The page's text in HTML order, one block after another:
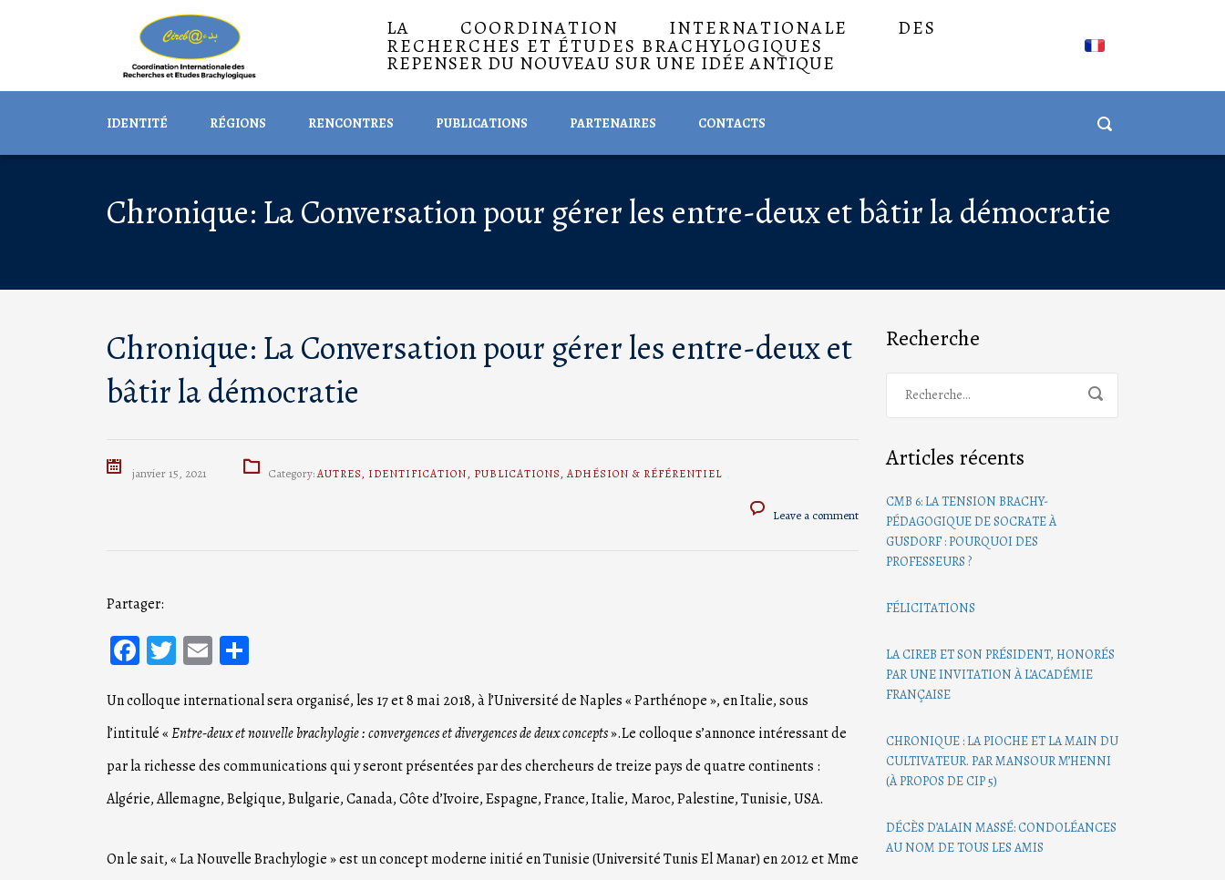
LA COORDINATION INTERNATIONALE DES
RECHERCHES ET ÉTUDES BRACHYLOGIQUES
REPENSER DU NOUVEAU SUR UNE IDÉE ANTIQUE
IDENTITÉ RÉGIONS RENCONTRES PUBLICATIONS PARTENAIRES CONTACTS
Chronique: La Conversation pour gérer les entre-deux et bâtir la démocratie
Chronique: La Conversation pour gérer les entre-deux et
bâtir la démocratie
janvier 15, 2021 Category:AUTRES, IDENTIFICATION, PUBLICATIONS, ADHÉSION & RÉFÉRENTIEL
Leave a comment
Partager:
Facebook
Twitter
Email
Un colloque international sera organisé, les 17 et 8 mai 2018, à l’Université de Naples « Parthénope », en Italie, sous
l’intitulé «Entre-deux et nouvelle brachylogie : convergences et divergences de deux concepts».Le colloque s’annonce intéressant de
par la richesse des communications qui y seront présentées par des chercheurs de treize pays de quatre continents :
Algérie, Allemagne, Belgique, Bulgarie, Canada, Côte d’Ivoire, Espagne, France, Italie, Maroc, Palestine, Tunisie, USA.
On le sait, « La Nouvelle Brachylogie » est un concept moderne initié en Tunisie (Université Tunis El Manar) en 2012 et Mme
Recherche
Articles récents
CMB 6: LA TENSION BRACHY-
PÉDAGOGIQUE DE SOCRATE À
GUSDORF : POURQUOI DES
PROFESSEURS ?
FÉLICITATIONS
LA CIREB ET SON PRÉSIDENT, HONORÉS
PAR UNE INVITATION À L’ACADÉMIE
FRANÇAISE
CHRONIQUE : LA PIOCHE ET LA MAIN DU
CULTIVATEUR. PAR MANSOUR M’HENNI
(À PROPOS DE CIP 5)
DÉCÈS D’ALAIN MASSÉ: CONDOLÉANCES
AU NOM DE TOUS LES AMIS